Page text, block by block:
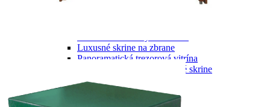
Luxusné skrine na zbrane
Panoramatická trezorová vitrína
Panoramatické bezpečnostné skrine
Poštové schránky
Akciové produkty
Ostatné